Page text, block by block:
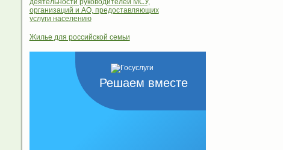
организаций и АО, предоставляющих
услуги населению
Жилье для российской семьи
Решаем вместе